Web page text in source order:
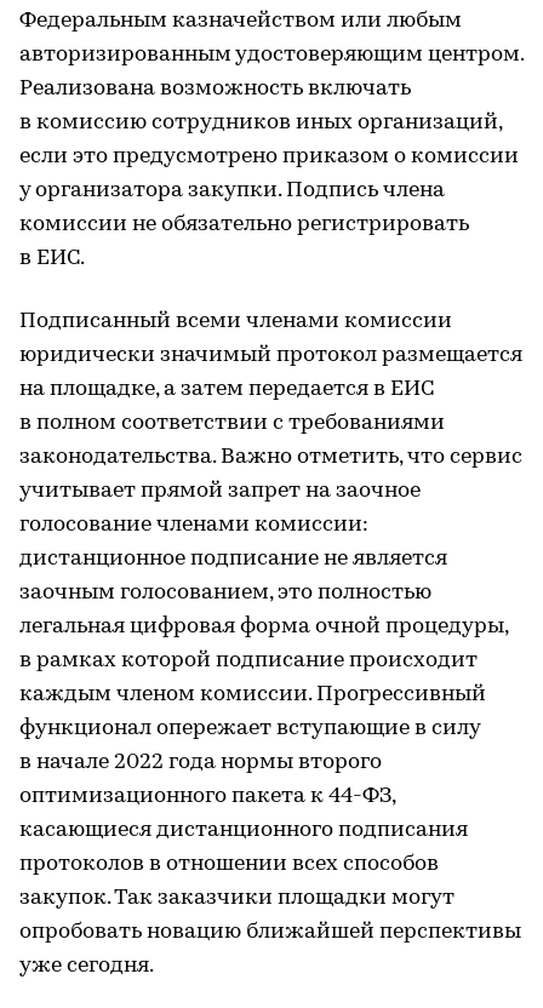
Федеральным казначейством или любым
авторизированным удостоверяющим центром.
Реализована возможность включать
в комиссию сотрудников иных организаций,
если это предусмотрено приказом о комиссии
у организатора закупки. Подпись члена
комиссии не обязательно регистрировать
в ЕИС.
Подписанный всеми членами комиссии
юридически значимый протокол размещается
на площадке, а затем передается в ЕИС
в полном соответствии с требованиями
законодательства. Важно отметить, что сервис
учитывает прямой запрет на заочное
голосование членами комиссии:
дистанционное подписание не является
заочным голосованием, это полностью
легальная цифровая форма очной процедуры,
в рамках которой подписание происходит
каждым членом комиссии. Прогрессивный
функционал опережает вступающие в силу
в начале 2022 года нормы второго
оптимизационного пакета к 44-ФЗ,
касающиеся дистанционного подписания
протоколов в отношении всех способов
закупок. Так заказчики площадки могут
опробовать новацию ближайшей перспективы
уже сегодня.